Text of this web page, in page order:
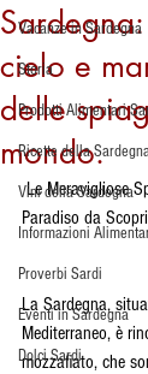
Vacanze in Sardegna
Storia
Prodotti Alimentari
Ricette della
Vini della Sardegna
Informazioni
Proverbi Sardi
Eventi in Sardegna
Dolci Sardi
cielo e
delle
mondo.
Le Meravigliose Spiagge della Sardegna: Un
Paradiso da
La Sardegna,
Mediterraneo, è
mozzafiato, che